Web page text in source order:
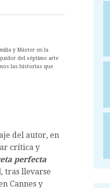
y Máster en la
del séptimo arte
las historias que
del autor, en
crítica y
perfecta
tras llevarse
Cannes y